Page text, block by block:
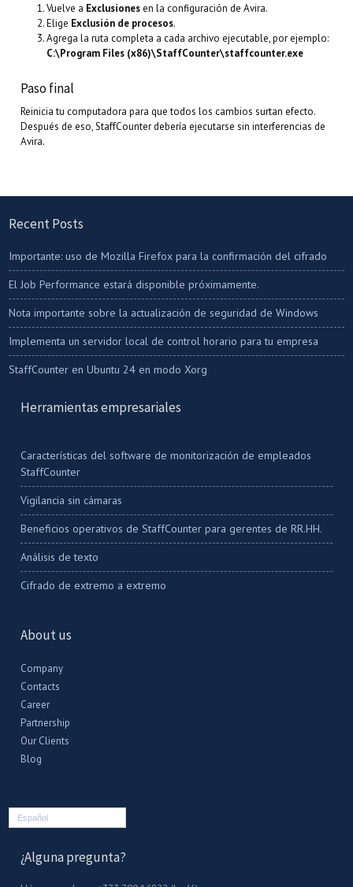
Vuelve a Exclusionesen la configuración de Avira.
Elige Exclusión de procesos.
Agrega la ruta completa a cada archivo ejecutable, por ejemplo:
C:\Program Files (x86)\StaffCounter\staffcounter.exe
Paso final
Reinicia tu computadora para que todos los cambios surtan efecto.
Después de eso, StaffCounter debería ejecutarse sin interferencias de
Avira.
Recent Posts
Importante: uso de Mozilla Firefox para la confirmación del cifrado
El Job Performance estará disponible próximamente.
Nota importante sobre la actualización de seguridad de Windows
Implementa un servidor local de control horario para tu empresa
StaffCounter en Ubuntu 24 en modo Xorg
Herramientas empresariales
Características del software de monitorización de empleados
StaffCounter
Vigilancia sin cámaras
Beneficios operativos de StaffCounter para gerentes de RR.HH.
Análisis de texto
Cifrado de extremo a extremo
About us
Company
Contacts
Career
Partnership
Our Clients
Blog
Español
¿Alguna pregunta?